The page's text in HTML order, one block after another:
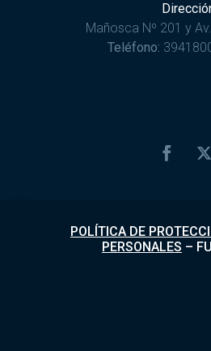
Mañosca Nº 201 y
Teléfono:
POLÍTICA DE
PERSONALES –